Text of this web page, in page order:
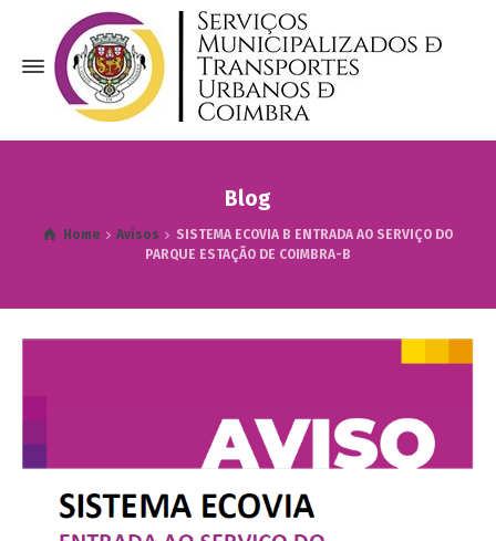
Blog
Home Avisos
SISTEMA ECOVIA B ENTRADA AO SERVIÇO DO
PARQUE ESTAÇÃO DE COIMBRA-B